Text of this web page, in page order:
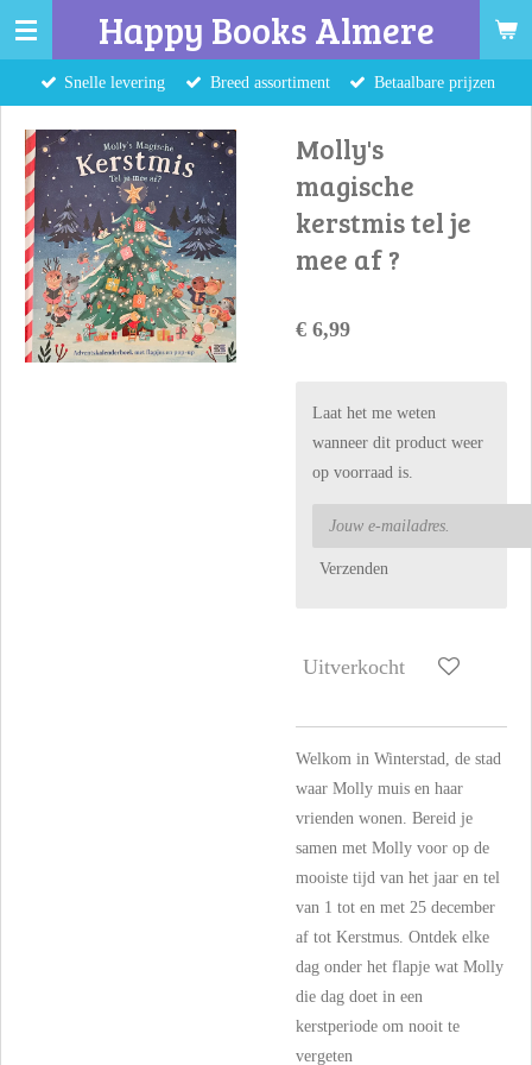
Ga
naar
hoofdinhoud
Happy Books Almere
Snelle levering Breed assortiment Betaalbare prijzen
Molly's
magische
kerstmis tel je
mee af ?
€ 6,99
Laat het me weten
wanneer dit product weer
op voorraad is.
Verzenden
Uitverkocht
Welkom in Winterstad, de stad
waar Molly muis en haar
vrienden wonen. Bereid je
samen met Molly voor op de
mooiste tijd van het jaar en tel
van 1 tot en met 25 december
af tot Kerstmus. Ontdek elke
dag onder het flapje wat Molly
die dag doet in een
kerstperiode om nooit te
vergeten